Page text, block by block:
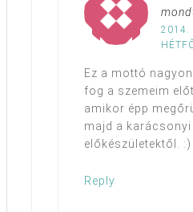
2014.
Ez a mottó
fog a szemeim
amikor épp
majd a karácsonyi
előkészületektől. :)
Reply